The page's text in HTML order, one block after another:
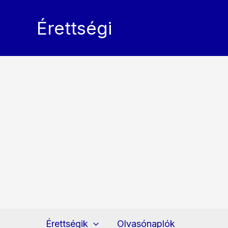
Érettségi
Érettségik Olvasónaplók